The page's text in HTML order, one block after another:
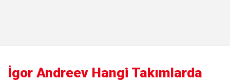
İgor Andreev Hangi Takımlarda